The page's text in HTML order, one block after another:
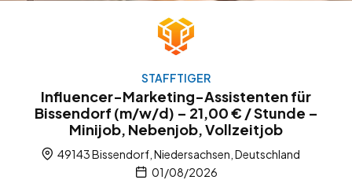
STAFFTIGER
Influencer-Marketing-Assistenten für
Bissendorf (m/w/d) – 21,00 € / Stunde –
Minijob, Nebenjob, Vollzeitjob
49143 Bissendorf, Niedersachsen, Deutschland
01/08/2026